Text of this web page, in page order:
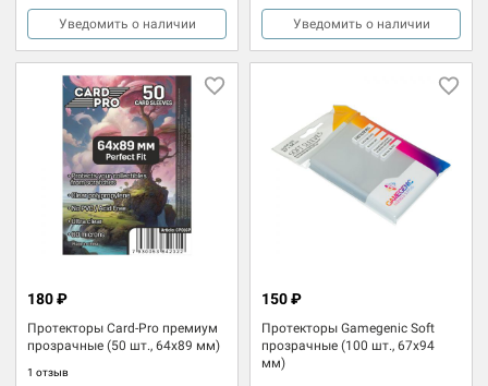
Уведомить о наличии Уведомить о наличии
Протекторы Card-Pro премиум
прозрачные (50 шт., 64х89 мм)
1 отзыв
180 ₽
Протекторы Gamegenic Soft
прозрачные (100 шт., 67x94
мм)
150 ₽